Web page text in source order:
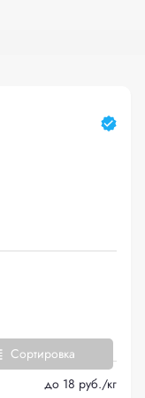
до 18 руб./кг
Сортировка